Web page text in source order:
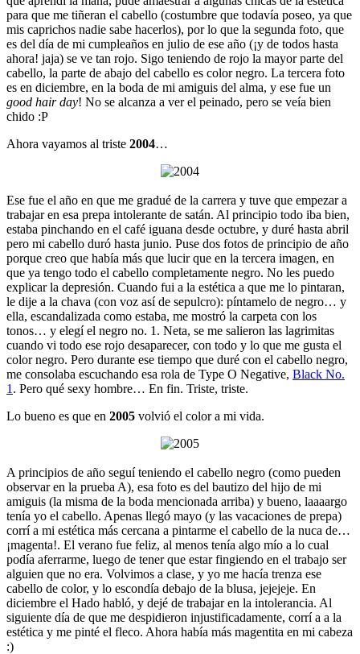
para que me tiñeran el cabello (costumbre que todavía poseo, ya que
mis caprichos nadie sabe hacerlos), por lo que la segunda foto, que
es del día de mi cumpleaños en julio de ese año (¡y de todos hasta
ahora! jaja) se ve tan rojo. Sigo teniendo de rojo la mayor parte del
cabello, la parte de abajo del cabello es color negro. La tercera foto
es en diciembre, en la boda de mi amiguis del alma, y ese fue un
good hair day! No se alcanza a ver el peinado, pero se veía bien
chido :P
Ahora vayamos al triste 2004…
Ese fue el año en que me gradué de la carrera y tuve que empezar a
trabajar en esa prepa intolerante de satán. Al principio todo iba bien,
estaba pinchando en el café iguana desde octubre, y duré hasta abril
pero mi cabello duró hasta junio. Puse dos fotos de principio de año
porque creo que había más que lucir que en la tercera imagen, en
que ya tengo todo el cabello completamente negro. No les puedo
explicar la depresión. Cuando fui a la estética a que me lo pintaran,
le dije a la chava (con voz así de sepulcro): píntamelo de negro… y
ella, escandalizada como estaba, me mostró la carpeta con los
tonos… y elegí el negro no. 1. Neta, se me salieron las lagrimitas
cuando vi todo ese rojo desaparecer, con todo y lo que me gusta el
color negro. Pero durante ese tiempo que duré con el cabello negro,
me consolaba escuchando esa rola de Type O Negative, Black No.
1 . Pero qué sexy hombre… En fin. Triste, triste.
Lo bueno es que en 2005 volvió el color a mi vida.
A principios de año seguí teniendo el cabello negro (como pueden
observar en la prueba A), esa foto es del bautizo del hijo de mi
amiguis (la misma de la boda mencionada arriba) y bueno, laaaargo
tenía yo el cabello. Apenas llegó mayo (y las vacaciones de prepa)
corrí a mi estética más cercana a pintarme el cabello de la nuca de…
¡magenta!. El verano fue feliz, al menos tenía algo mío a lo cual
podía aferrarme, luego de tener que estar fingiendo en el trabajo ser
alguien que no era. Volvimos a clase, y yo me hacía trenza ese
cabello de color, y lo escondía debajo de la blusa, jejejeje. En
diciembre el Hado habló, y dejé de trabajar en la intolerancia. Al
siguiente día de que me despidieron injustificadamente, corrí a a la
estética y me pinté el fleco. Ahora había más magentita en mi cabeza
:)